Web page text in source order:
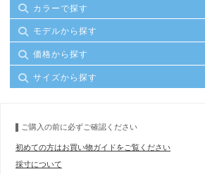
カラーで探す
モデルから探す
価格から探す
サイズから探す
ご購入の前に必ずご確認ください
初めての方はお買い物ガイドをご覧ください
採寸について